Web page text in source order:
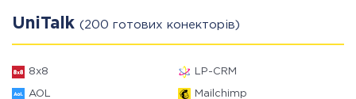
UniTalk (200 готових конекторів)
8x8 LP-CRM
AOL Mailchimp